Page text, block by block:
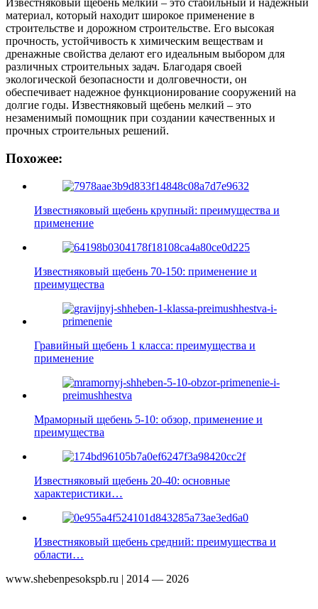
Известняковый щебень мелкий – это стабильный и надежный
материал, который находит широкое применение в
строительстве и дорожном строительстве. Его высокая
прочность, устойчивость к химическим веществам и
дренажные свойства делают его идеальным выбором для
различных строительных задач. Благодаря своей
экологической безопасности и долговечности, он
обеспечивает надежное функционирование сооружений на
долгие годы. Известняковый щебень мелкий – это
незаменимый помощник при создании качественных и
прочных строительных решений.
Похожее:
Известняковый щебень крупный: преимущества и
применение
Известняковый щебень 70-150: применение и
преимущества
Гравийный щебень 1 класса: преимущества и
применение
Мраморный щебень 5-10: обзор, применение и
преимущества
Известняковый щебень 20-40: основные
характеристики…
Известняковый щебень средний: преимущества и
области…
www.shebenpesokspb.ru | 2014 — 2026